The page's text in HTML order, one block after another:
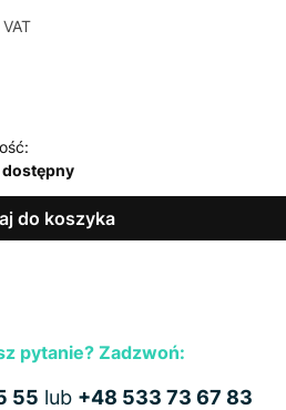
VAT
do koszyka
pytanie? Zadzwoń:
55 lub +48 533 73 67 83